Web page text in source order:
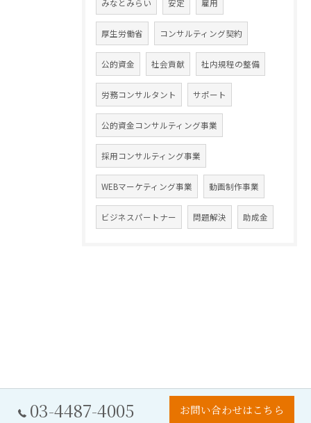
みなとみらい 安定 雇用
厚生労働省 コンサルティング契約
公的資金 社会貢献 社内規程の整備
労務コンサルタント サポート
公的資金コンサルティング事業
採用コンサルティング事業
WEBマーケティング事業 動画制作事業
ビジネスパートナー 問題解決 助成金
03-4487-4005 お問い合わせはこちら